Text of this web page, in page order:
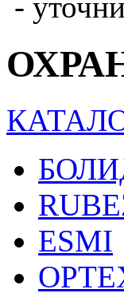
-
ESMI